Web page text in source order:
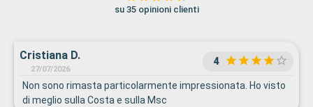
su 35 opinioni clienti
Cristiana D.
27/07/2026
4
Non sono rimasta particolarmente impressionata. Ho visto
di meglio sulla Costa e sulla Msc